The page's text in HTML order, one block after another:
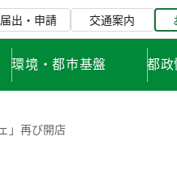
届出・申請 交通案内
環境・都市基盤 都
」再び開店